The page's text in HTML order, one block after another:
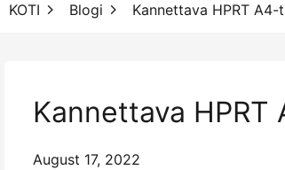
KOTI Blogi Kannettava HPRT
Kannettava
August 17, 2022